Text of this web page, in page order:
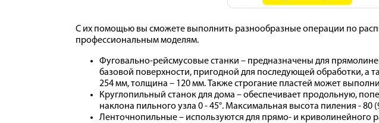
С их помощью вы сможете выполнить разнообразные операции по
профессиональным моделям.
Фуговально-рейсмусовые станки – предназначены для
базовой поверхности, пригодной для последующей обработки, а
254 мм, толщина – 120 мм. Также строгание пластей может
Круглопильный станок для дома – обеспечивает продольную,
наклона пильного узла 0 - 45°. Максимальная высота пиления - 80
Ленточнопильные – используются для прямо- и криволинейного